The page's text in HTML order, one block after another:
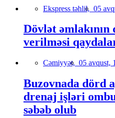
Ekspress təhlil, 05
Dövlət
verilməsi
Cəmiyyət, 05 avqust,
Buzovnada dörd
drenaj işləri
səbəb olub